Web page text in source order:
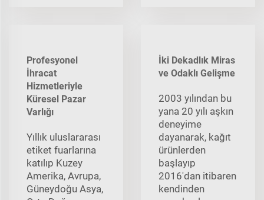
Profesyonel
İhracat
Hizmetleriyle
Küresel Pazar
Varlığı
Yıllık uluslararası
etiket fuarlarına
katılıp Kuzey
Amerika, Avrupa,
Güneydoğu Asya,
İki Dekadlık Miras
ve Odaklı Gelişme
2003 yılından bu
yana 20 yılı aşkın
deneyime
dayanarak, kağıt
ürünlerden
başlayıp
2016'dan itibaren
kendinden